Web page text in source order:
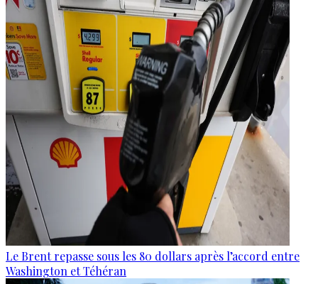
Le Brent repasse sous les 80 dollars après l’accord entre
Washington et Téhéran